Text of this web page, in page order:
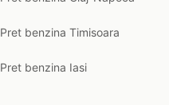
Pret benzina Timisoara
Pret benzina Iasi